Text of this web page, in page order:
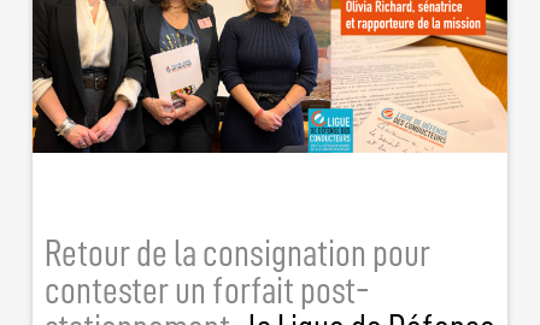
Retour de la consignation pour
contester un forfait post-